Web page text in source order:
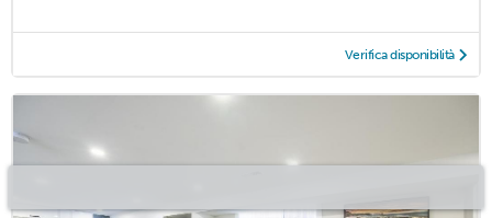
Verifica disponibilità